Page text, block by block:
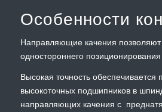
Особенности
Направляющие качения позволяют
одностороннего
Высокая точность
высокоточных подшипников в
направляющих качения с